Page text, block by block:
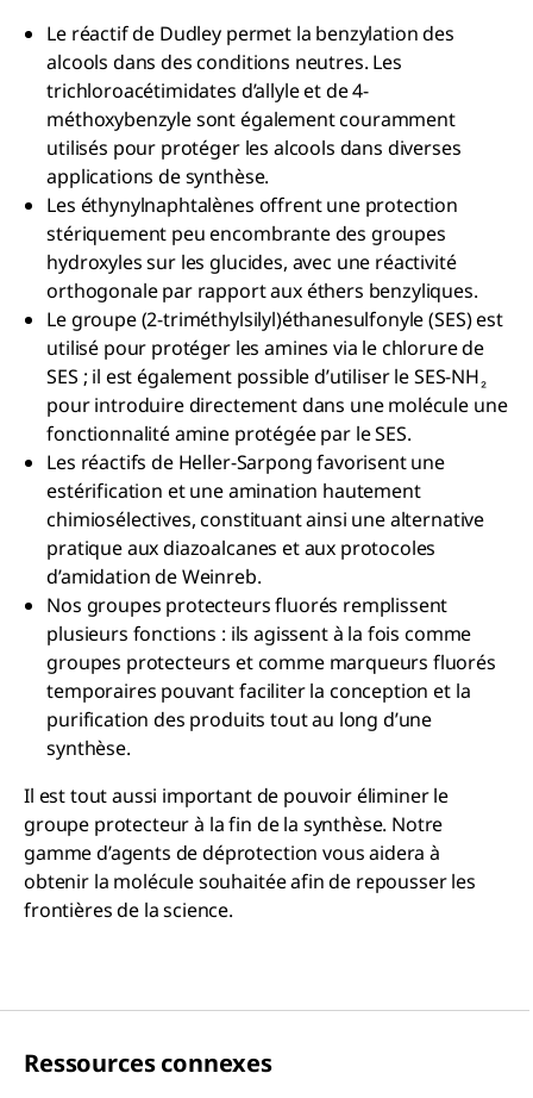
Le réactif de Dudley permet la benzylation des
alcools dans des conditions neutres. Les
trichloroacétimidates d’allyle et de 4-
méthoxybenzyle sont également couramment
utilisés pour protéger les alcools dans diverses
applications de synthèse.
Les éthynylnaphtalènes offrent une protection
stériquement peu encombrante des groupes
hydroxyles sur les glucides, avec une réactivité
orthogonale par rapport aux éthers benzyliques.
Le groupe (2-triméthylsilyl)éthanesulfonyle (SES) est
utilisé pour protéger les amines via le chlorure de
SES ; il est également possible d’utiliser le SES-NH₂
pour introduire directement dans une molécule une
fonctionnalité amine protégée par le SES.
Les réactifs de Heller-Sarpong favorisent une
estérification et une amination hautement
chimiosélectives, constituant ainsi une alternative
pratique aux diazoalcanes et aux protocoles
d’amidation de Weinreb.
Nos groupes protecteurs fluorés remplissent
plusieurs fonctions : ils agissent à la fois comme
groupes protecteurs et comme marqueurs fluorés
temporaires pouvant faciliter la conception et la
purification des produits tout au long d’une
synthèse.
Il est tout aussi important de pouvoir éliminer le
groupe protecteur à la fin de la synthèse. Notre
gamme d’agents de déprotection vous aidera à
obtenir la molécule souhaitée afin de repousser les
frontières de la science.
Ressources connexes